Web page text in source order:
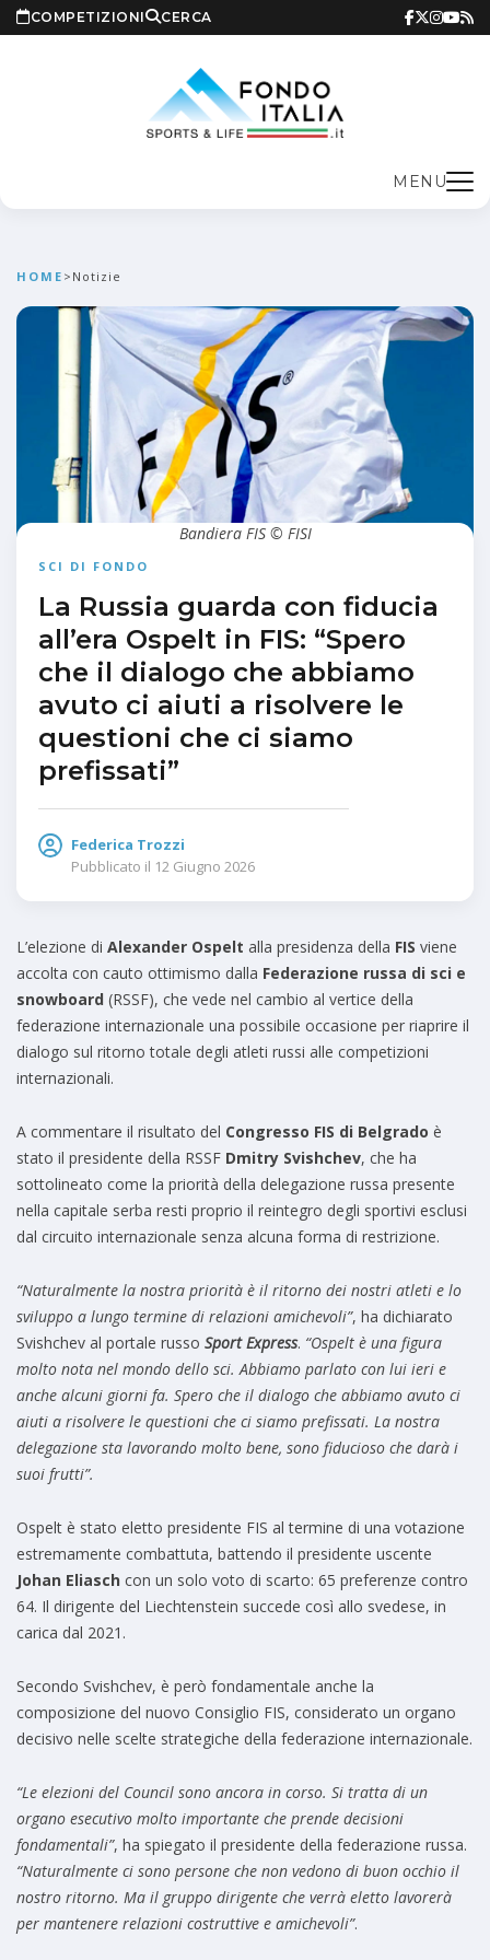
COMPETIZIONI CERCA
MENU
HOME > Notizie
SCI DI FONDO
La Russia guarda con fiducia
all’era Ospelt in FIS: “Spero
che il dialogo che abbiamo
avuto ci aiuti a risolvere le
questioni che ci siamo
prefissati”
Federica Trozzi
Pubblicato il 12 Giugno 2026
Bandiera FIS © FISI
L’elezione di Alexander Ospelt alla presidenza della FIS viene
accolta con cauto ottimismo dalla Federazione russa di sci e
snowboard (RSSF), che vede nel cambio al vertice della
federazione internazionale una possibile occasione per riaprire il
dialogo sul ritorno totale degli atleti russi alle competizioni
internazionali.
A commentare il risultato del Congresso FIS di Belgrado è
stato il presidente della RSSF Dmitry Svishchev, che ha
sottolineato come la priorità della delegazione russa presente
nella capitale serba resti proprio il reintegro degli sportivi esclusi
dal circuito internazionale senza alcuna forma di restrizione.
“Naturalmente la nostra priorità è il ritorno dei nostri atleti e lo
sviluppo a lungo termine di relazioni amichevoli”, ha dichiarato
Svishchev al portale russo Sport Express. “Ospelt è una figura
molto nota nel mondo dello sci. Abbiamo parlato con lui ieri e
anche alcuni giorni fa. Spero che il dialogo che abbiamo avuto ci
aiuti a risolvere le questioni che ci siamo prefissati. La nostra
delegazione sta lavorando molto bene, sono fiducioso che darà i
suoi frutti”.
Ospelt è stato eletto presidente FIS al termine di una votazione
estremamente combattuta, battendo il presidente uscente
Johan Eliasch con un solo voto di scarto: 65 preferenze contro
64. Il dirigente del Liechtenstein succede così allo svedese, in
carica dal 2021.
Secondo Svishchev, è però fondamentale anche la
composizione del nuovo Consiglio FIS, considerato un organo
decisivo nelle scelte strategiche della federazione internazionale.
“Le elezioni del Council sono ancora in corso. Si tratta di un
organo esecutivo molto importante che prende decisioni
fondamentali”, ha spiegato il presidente della federazione russa.
“Naturalmente ci sono persone che non vedono di buon occhio il
nostro ritorno. Ma il gruppo dirigente che verrà eletto lavorerà
per mantenere relazioni costruttive e amichevoli”.